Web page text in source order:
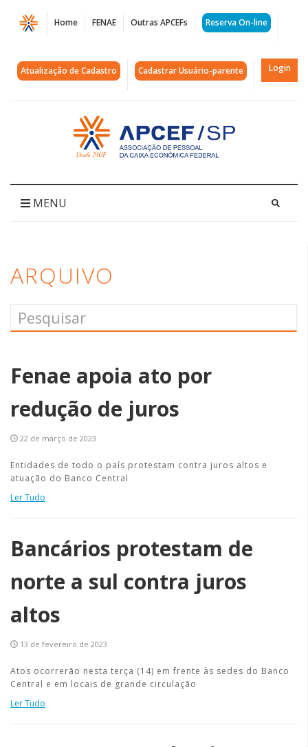
Página
Arquivos
juros
APCEF/SP
Home FENAE Outras APCEFs Reserva On-line
Atualização de Cadastro Cadastrar Usuário-parente Login
Acessar
página
inicial
MENU
ARQUIVO
Fenae apoia ato por
redução de juros
22 de março de 2023
Entidades de todo o país protestam contra juros altos e
atuação do Banco Central
Ler Tudo
Bancários protestam de
norte a sul contra juros
altos
13 de fevereiro de 2023
Atos ocorrerão nesta terça (14) em frente às sedes do Banco
Central e em locais de grande circulação
Ler Tudo